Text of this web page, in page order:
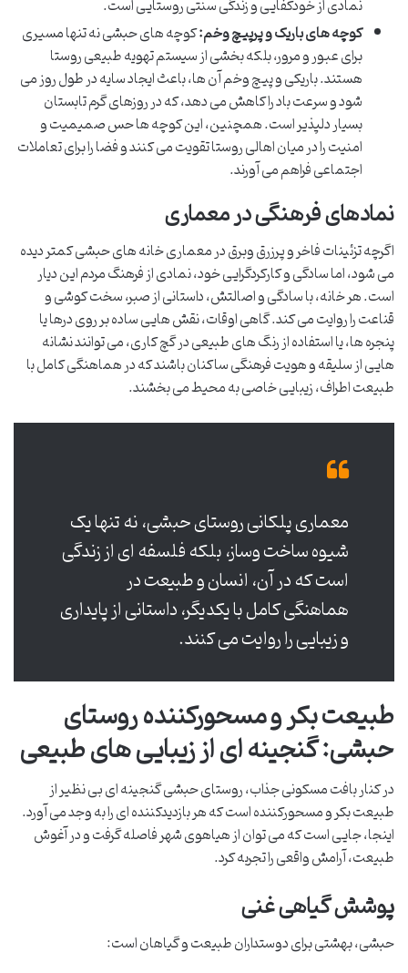
نمادی از خودکفایی و زندگی سنتی روستایی است.
کوچه های باریک و پرپیچ وخم:کوچه های حبشی نه تنها مسیری
برای عبور و مرور، بلکه بخشی از سیستم تهویه طبیعی روستا
هستند. باریکی و پیچ وخم آن ها، باعث ایجاد سایه در طول روز می
شود و سرعت باد را کاهش می دهد، که در روزهای گرم تابستان
بسیار دلپذیر است. همچنین، این کوچه ها حس صمیمیت و
امنیت را در میان اهالی روستا تقویت می کنند و فضا را برای تعاملات
اجتماعی فراهم می آورند.
نمادهای فرهنگی در معماری
اگرچه تزئینات فاخر و پرزرق وبرق در معماری خانه های حبشی کمتر دیده
می شود، اما سادگی و کارکردگرایی خود، نمادی از فرهنگ مردم این دیار
است. هر خانه، با سادگی و اصالتش، داستانی از صبر، سخت کوشی و
قناعت را روایت می کند. گاهی اوقات، نقش هایی ساده بر روی درها یا
پنجره ها، یا استفاده از رنگ های طبیعی در گچ کاری، می توانند نشانه
هایی از سلیقه و هویت فرهنگی ساکنان باشند که در هماهنگی کامل با
طبیعت اطراف، زیبایی خاصی به محیط می بخشند.
معماری پلکانی روستای حبشی، نه تنها یک
شیوه ساخت وساز، بلکه فلسفه ای از زندگی
است که در آن، انسان و طبیعت در
هماهنگی کامل با یکدیگر، داستانی از پایداری
و زیبایی را روایت می کنند.
طبیعت بکر و مسحورکننده روستای
حبشی: گنجینه ای از زیبایی های طبیعی
در کنار بافت مسکونی جذاب، روستای حبشی گنجینه ای بی نظیر از
طبیعت بکر و مسحورکننده است که هر بازدیدکننده ای را به وجد می آورد.
اینجا، جایی است که می توان از هیاهوی شهر فاصله گرفت و در آغوش
طبیعت، آرامش واقعی را تجربه کرد.
پوشش گیاهی غنی
حبشی، بهشتی برای دوستداران طبیعت و گیاهان است: